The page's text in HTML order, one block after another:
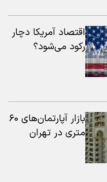
اقتصاد آمریکا دچار
رکود می‌شود؟
بازار آپارتمان‌های ۶۰
متری در تهران